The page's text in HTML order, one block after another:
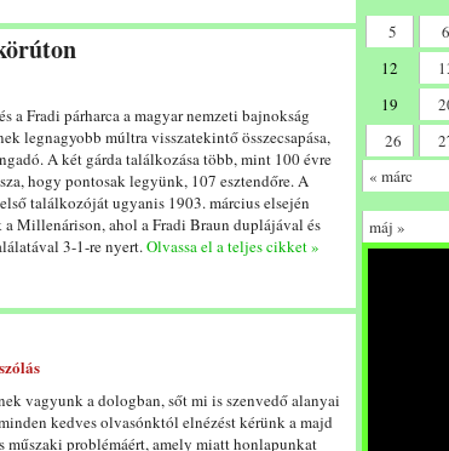
a Fradi párharca a magyar nemzeti bajnokság
legnagyobb múltra visszatekintő összecsapása,
A két gárda találkozása több, mint 100 évre
hogy pontosak legyünk, 107 esztendőre. A
találkozóját ugyanis 1903. március elsején
a Millenárison, ahol a Fradi Braun duplájával és
3-1-re nyert.Olvassa el a teljes cikket »
vagyunk a dologban, sőt mi is szenvedő alanyai
kedves olvasónktól elnézést kérünk a majd
műszaki problémáért, amely miatt honlapunkat
5
6
12
19
26
« márc
máj »